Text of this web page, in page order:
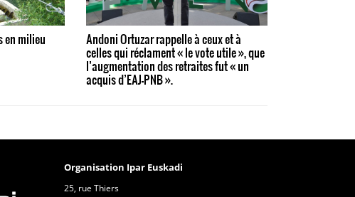
en milieu
Andoni Ortuzar rappelle à ceux et à
celles qui réclament « le vote utile », que
l’augmentation des retraites fut « un
acquis d’EAJ-PNB ».
Organisation Ipar Euskadi
25, rue Thiers